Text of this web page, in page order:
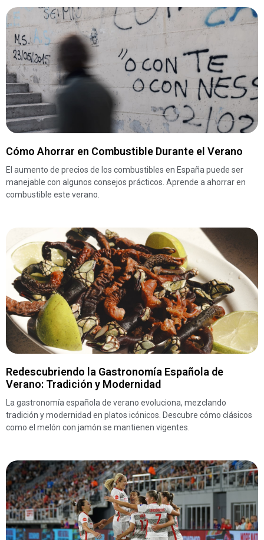
Cómo Ahorrar en Combustible Durante el Verano
El aumento de precios de los combustibles en España puede ser
manejable con algunos consejos prácticos. Aprende a ahorrar en
combustible este verano.
Redescubriendo la Gastronomía Española de
Verano: Tradición y Modernidad
La gastronomía española de verano evoluciona, mezclando
tradición y modernidad en platos icónicos. Descubre cómo clásicos
como el melón con jamón se mantienen vigentes.